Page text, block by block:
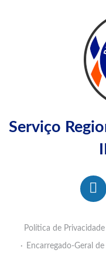
Serviço
Política de Privacidade
Encarregado-Geral